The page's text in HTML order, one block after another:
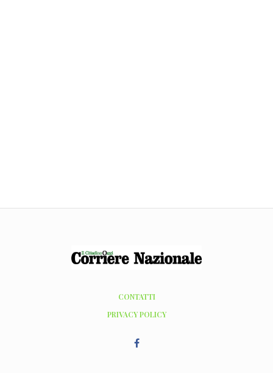
CONTATTI
PRIVACY POLICY